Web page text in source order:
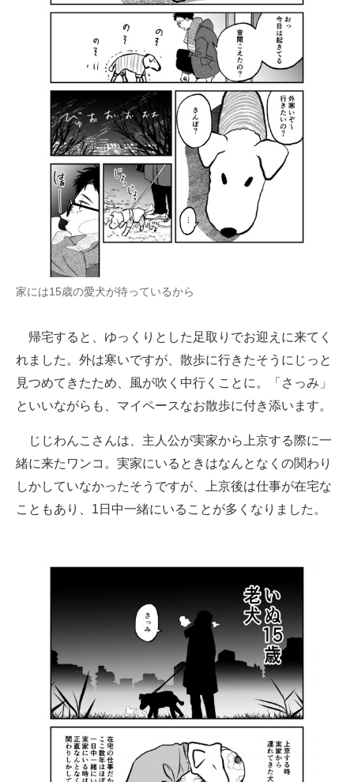
家には15歳の愛犬が待っているから
帰宅すると、ゆっくりとした足取りでお迎えに来てく
れました。外は寒いですが、散歩に行きたそうにじっと
見つめてきたため、風が吹く中行くことに。「さっみ」
といいながらも、マイペースなお散歩に付き添います。
じじわんこさんは、主人公が実家から上京する際に一
緒に来たワンコ。実家にいるときはなんとなくの関わり
しかしていなかったそうですが、上京後は仕事が在宅な
こともあり、1日中一緒にいることが多くなりました。